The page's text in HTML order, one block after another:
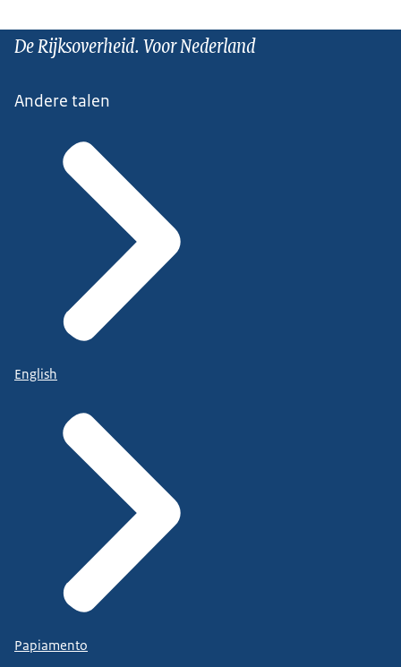
De Rijksoverheid. Voor Nederland
Andere talen
English
Papiamento